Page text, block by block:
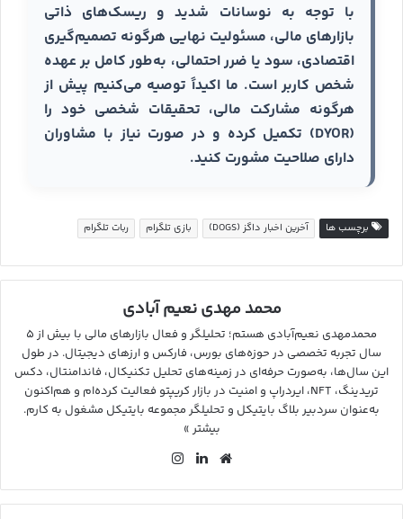
با توجه به نوسانات شدید و ریسک‌های ذاتی
بازارهای مالی، مسئولیت نهایی هرگونه تصمیم‌گیری
اقتصادی، سود یا ضرر احتمالی، به‌طور کامل بر عهده
شخص کاربر است. ما اکیداً توصیه می‌کنیم پیش از
هرگونه مشارکت مالی، تحقیقات شخصی خود را
(DYOR) تکمیل کرده و در صورت نیاز با مشاوران
دارای صلاحیت مشورت کنید.
برچسب ها آخرین اخبار داگز (DOGS) بازی تلگرام ربات تلگرام
محمد مهدی نعیم آبادی
محمدمهدی نعیم‌آبادی هستم؛ تحلیلگر و فعال بازارهای مالی با بیش از ۵
سال تجربه تخصصی در حوزه‌های بورس، فارکس و ارزهای دیجیتال. در طول
این سال‌ها، به‌صورت حرفه‌ای در زمینه‌های تحلیل تکنیکال، فاندامنتال، دکس
تریدینگ، NFT، ایردراپ و امنیت در بازار کریپتو فعالیت کرده‌ام و هم‌اکنون
به‌عنوان سردبیر بلاگ بایتیکل و تحلیلگر مجموعه بایتیکل مشغول به کارم.
بیشتر »
وب
ت
لین
ین گرا